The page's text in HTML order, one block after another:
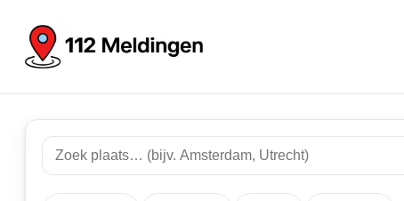
Zoek 112 meldingen
Zoek plaats of regio